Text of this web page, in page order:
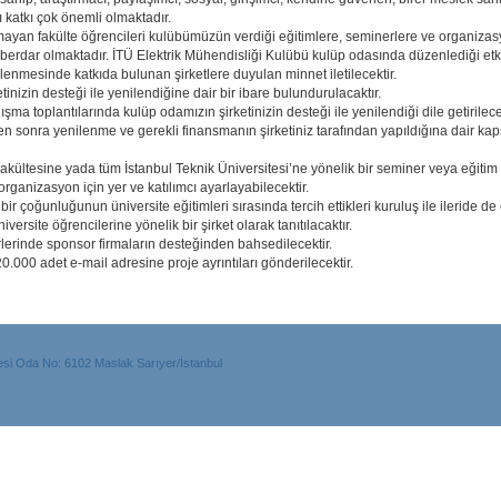
çok önemli olmaktadır.
fakülte öğrencileri kulübümüzün verdiği eğitimlere, seminerlere ve
olmaktadır. İTÜ Elektrik Mühendisliği Kulübü kulüp odasında düzenlediği
katkıda bulunan şirketlere duyulan minnet iletilecektir.
desteği ile yenilendiğine dair bir ibare bulundurulacaktır.
toplantılarında kulüp odamızın şirketinizin desteği ile yenilendiği dile
sonra yenilenme ve gerekli finansmanın şirketiniz tarafından yapıldığına dair
yada tüm İstanbul Teknik Üniversitesi’ne yönelik bir seminer veya
için yer ve katılımcı ayarlayabilecektir.
çoğunluğunun üniversite eğitimleri sırasında tercih ettikleri kuruluş ile ileride
öğrencilerine yönelik bir şirket olarak tanıtılacaktır.
sponsor firmaların desteğinden bahsedilecektir.
adet e-mail adresine proje ayrıntıları gönderilecektir.
Oda No: 6102 Maslak Sarıyer/İstanbul